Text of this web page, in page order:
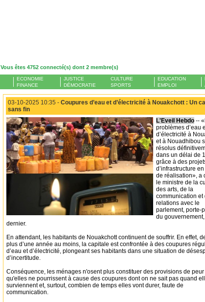
Vous êtes 4752 connecté(s) dont 2 membre(s)
ECONOMIE
FINANCE
JUSTICE
DÉMOCRATIE
CULTURE
SPORTS
EDUCATION
EMPLOI
03-10-2025 10:35 - Coupures d’eau et d’électricité à Nouakchott : Un
sans fin
L'Eveil Hebdo --
problèmes d’eau
d’électricité à
et à Nouadhibou
résolus
dans un délai de
grâce à des
d’infrastructure
de réalisation», a
le ministre de la
des arts, de la
communication et
relations avec le
parlement, porte-
du
dernier.
En attendant, les habitants de Nouakchott continuent de souffrir. En effet,
plus d’une année au moins, la capitale est confrontée à des coupures
d’eau et d’électricité, plongeant ses habitants dans une situation de
d’incertitude.
Conséquence, les ménages n'osent plus constituer des provisions de peur
qu'elles ne pourrissent à cause des coupures dont on ne sait pas quand
surviennent et, surtout, combien de temps elles vont durer, faute de
communication.